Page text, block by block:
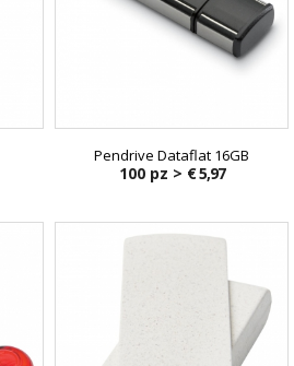
Pendrive Dataflat 16GB
100 pz > € 5,97